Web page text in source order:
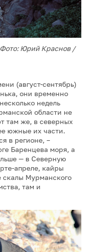
Юрий Краснов /
(август-сентябрь)
они временно
недель
области не
там же, в северных
южные их части.
в регионе, –
Баренцева моря, а
— в Северную
апреле, кайры
скалы Мурманского
там и